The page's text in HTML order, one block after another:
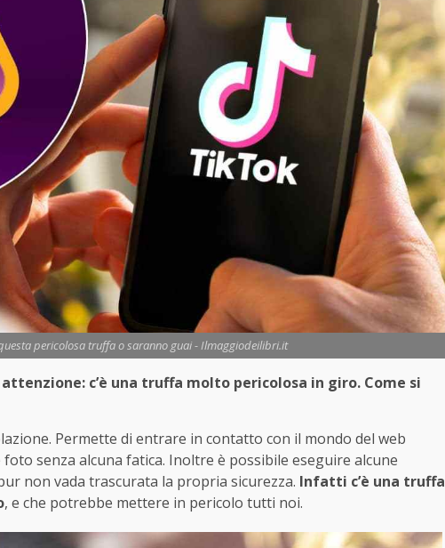
pericolosa truffa o saranno guai - Ilmaggiodeilibri.it
c’è una truffa molto pericolosa in giro. Come si
Permette di entrare in contatto con il mondo del web
senza alcuna fatica. Inoltre è possibile eseguire alcune
non vada trascurata la propria sicurezza. Infatti c’è una truffa
, e che potrebbe mettere in pericolo tutti noi.